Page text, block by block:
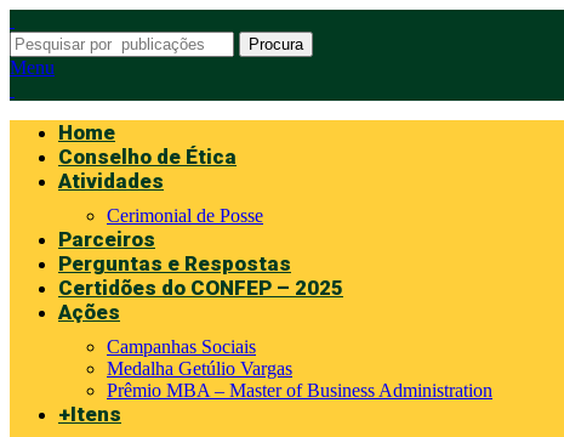
Procura
Menu
Home
Conselho de Ética
Atividades
Cerimonial de Posse
Parceiros
Perguntas e Respostas
Certidões do CONFEP – 2025
Ações
Campanhas Sociais
Medalha Getúlio Vargas
Prêmio MBA – Master of Business Administration
+Itens